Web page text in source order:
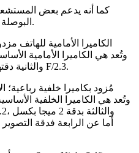
البوصلة والجيرسكوب والتقارب والتسارع.
والثانية دقتها 8 ميجا بكسل وفتحة العدسة بها F/2.3.